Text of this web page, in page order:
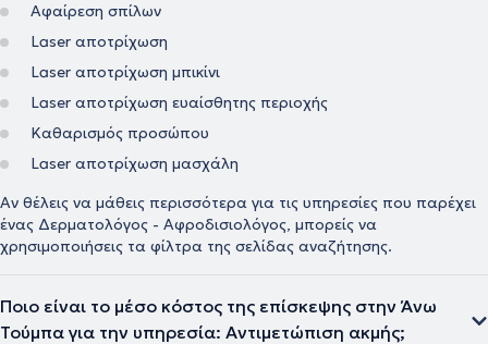
Αφαίρεση σπίλων
Laser αποτρίχωση
Laser αποτρίχωση μπικίνι
Laser αποτρίχωση ευαίσθητης περιοχής
Καθαρισμός προσώπου
Laser αποτρίχωση μασχάλη
Αν θέλεις να μάθεις περισσότερα για τις υπηρεσίες που παρέχει
ένας Δερματολόγος - Αφροδισιολόγος, μπορείς να
χρησιμοποιήσεις τα φίλτρα της σελίδας αναζήτησης.
Ποιο είναι το μέσο κόστος της επίσκεψης στην Άνω
Τούμπα για την υπηρεσία: Αντιμετώπιση ακμής;